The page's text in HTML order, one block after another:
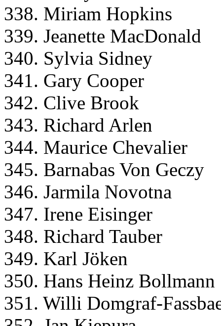
338. Miriam Hopkins
339. Jeanette MacDonald
340. Sylvia Sidney
341. Gary Cooper
342. Clive Brook
343. Richard Arlen
344. Maurice Chevalier
345. Barnabas Von Geczy
346. Jarmila Novotna
347. Irene Eisinger
348. Richard Tauber
349. Karl Jöken
350. Hans Heinz Bollmann
351. Willi Domgraf-